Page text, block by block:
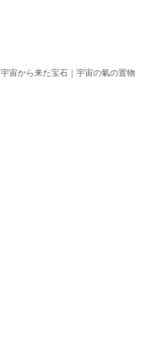
宇宙から来た宝石｜宇宙の氣の置物